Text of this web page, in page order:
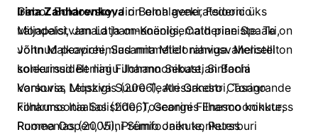
Gabor Boldowsky, Jiri Belohlaveki, Federico
Mondelci, Jan Latham-Koenigi, Catherine Spaaki,
John Malkovichi, Susanna Mildonianiga. Mercelli on
soleerinud Berliini Filharmoonikute, Sinfonia
Varsovia, Moskva Suure Teatri Orkestri, Torino
Filharmoonia Solistide, Toscanini Filharmoonikute,
Rooma Ooperi, Viini Sümfoonikute, Peterburi
Irina Zahharenkovaon oma generatsiooni üks
väljapaistvamaid ja omanäolisemaid pianiste. Ta on
võitnud peapreemiad mitmetelt rahvusvahelistelt
konkurssidelt nagu Johann Sebastian Bachi
konkurss Leipzigis (2006), Alessandro Casagrande
konkurss Itaalias (2006), Georges Enesco konkurss
Rumeenias (2005), Prémio Jaén konkurss